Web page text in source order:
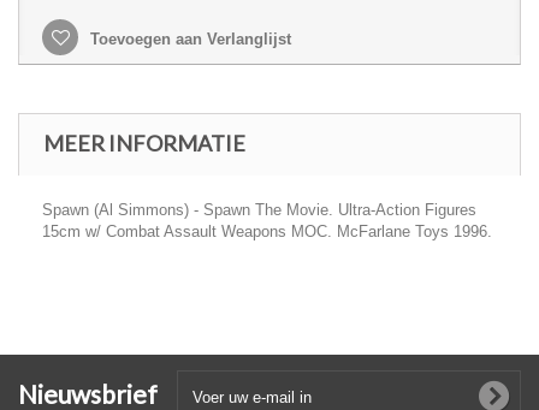
Toevoegen aan Verlanglijst
MEER INFORMATIE
Spawn (Al Simmons) - Spawn The Movie. Ultra-Action Figures
15cm w/ Combat Assault Weapons MOC. McFarlane Toys 1996.
Nieuwsbrief